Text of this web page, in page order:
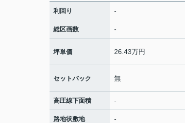
利回り -
総区画数 -
坪単価 26.43万円
セットバック 無
高圧線下面積 -
路地状敷地 -